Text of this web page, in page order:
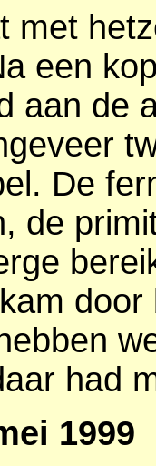
met
een
aan de
De
de
had
1999